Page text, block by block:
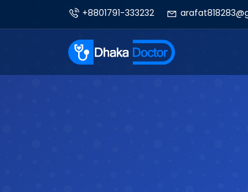
+8801791-333232